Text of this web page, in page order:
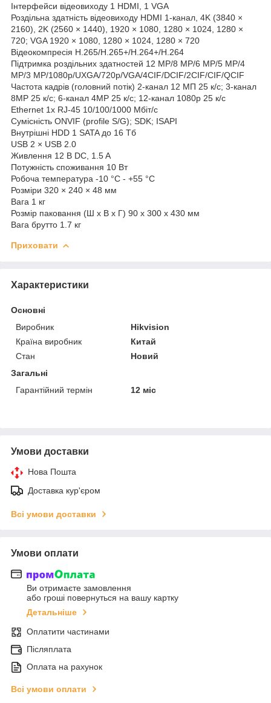
Інтерфейси відеовиходу 1 HDMI, 1 VGA
Роздільна здатність відеовиходу HDMI 1-канал, 4K (3840 ×
2160), 2K (2560 × 1440), 1920 × 1080, 1280 × 1024, 1280 ×
720; VGA 1920 × 1080, 1280 × 1024, 1280 × 720
Відеокомпресія H.265/H.265+/H.264+/H.264
Підтримка роздільних здатностей 12 MP/8 MP/6 MP/5 MP/4
MP/3 MP/1080p/UXGA/720p/VGA/4CIF/DCIF/2CIF/CIF/QCIF
Частота кадрів (головний потік) 2-канал 12 МП 25 к/с; 3-канал
8MP 25 к/с; 6-канал 4MP 25 к/с; 12-канал 1080p 25 к/с
Ethernet 1х RJ-45 10/100/1000 Мбіт/с
Сумісність ONVIF (profile S/G); SDK; ISAPI
Внутрішні HDD 1 SATA до 16 Тб
USB 2 × USB 2.0
Живлення 12 В DC, 1.5 A
Потужність споживання 10 Вт
Робоча температура -10 °C - +55 °C
Розміри 320 × 240 × 48 мм
Вага 1 кг
Розмір паковання (Ш х В х Г) 90 x 300 x 430 мм
Вага брутто 1.7 кг
Приховати
Характеристики
Основні
Виробник
Hikvision
Країна виробник
Китай
Стан
Новий
Загальні
Гарантійний термін
12 міс
Умови доставки
Нова Пошта
Доставка кур'єром
Всі умови доставки
Умови оплати
Ви отримаєте замовлення
або гроші повернуться на вашу картку
Детальніше
Оплатити частинами
Післяплата
Оплата на рахунок
Всі умови оплати